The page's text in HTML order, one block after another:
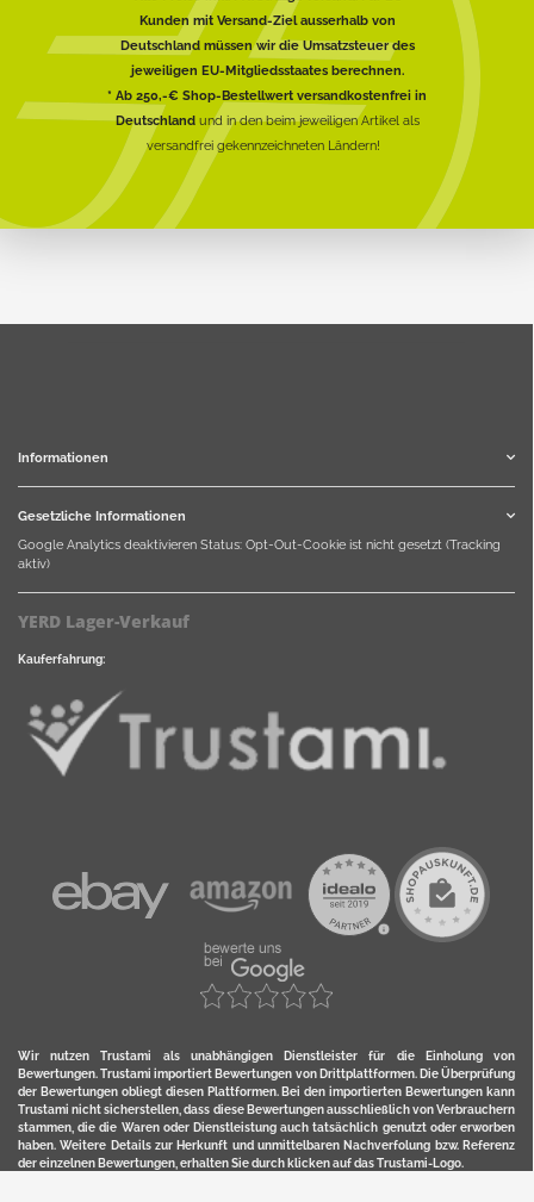
Kunden mit Versand-Ziel ausserhalb von
Deutschland müssen wir die Umsatzsteuer des
jeweiligen EU-Mitgliedsstaates berechnen.
* Ab 250,-€ Shop-Bestellwert versandkostenfrei in
Deutschlandund in den beim jeweiligen Artikel als
versandfrei gekennzeichneten Ländern!
Informationen
Gesetzliche Informationen
Google Analytics deaktivieren Status: Opt-Out-Cookie ist nicht gesetzt (Tracking
aktiv)
YERD Lager-Verkauf
Kauferfahrung:
Wir nutzen Trustami als unabhängigen Dienstleister für die Einholung von
Bewertungen. Trustami importiert Bewertungen von Drittplattformen. Die Überprüfung
der Bewertungen obliegt diesen Plattformen. Bei den importierten Bewertungen kann
Trustami nicht sicherstellen, dass diese Bewertungen ausschließlich von Verbrauchern
stammen, die die Waren oder Dienstleistung auch tatsächlich genutzt oder erworben
haben. Weitere Details zur Herkunft und unmittelbaren Nachverfolung bzw. Referenz
der einzelnen Bewertungen, erhalten Sie durch klicken auf das Trustami-Logo.